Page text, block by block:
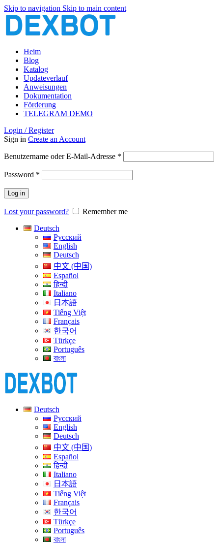
Skip to navigation Skip to main content
Heim
Blog
Katalog
Updateverlauf
Anweisungen
Dokumentation
Förderung
TELEGRAM DEMO
Login / Register
Sign in Create an Account
Benutzername oder E-Mail-Adresse *
Password *
Log in
Lost your password?
Remember me
Deutsch
Русский
English
Deutsch
中文 (中国)
Español
हिन्दी
Italiano
日本語
Tiếng Việt
Français
한국어
Türkçe
Português
বাংলা
Deutsch
Русский
English
Deutsch
中文 (中国)
Español
हिन्दी
Italiano
日本語
Tiếng Việt
Français
한국어
Türkçe
Português
বাংলা